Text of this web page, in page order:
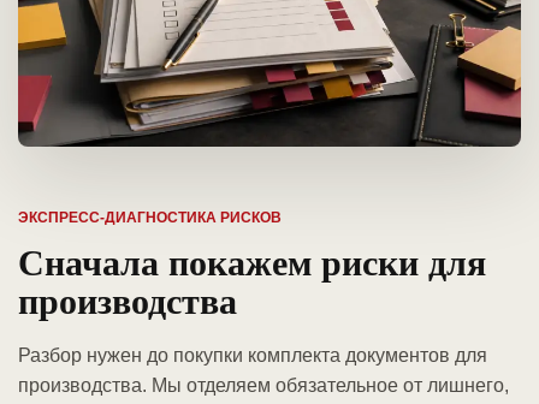
ЭКСПРЕСС-ДИАГНОСТИКА РИСКОВ
Сначала покажем риски для
производства
Разбор нужен до покупки комплекта документов для
производства. Мы отделяем обязательное от лишнего,